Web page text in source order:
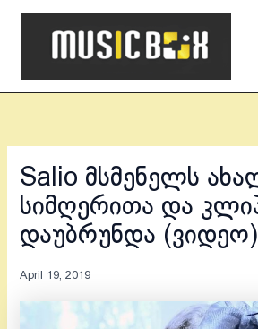
Skip
Salio მსმენელს
სიმღერითა და
დაუბრუნდა (ვიდეო)
April 19, 2019